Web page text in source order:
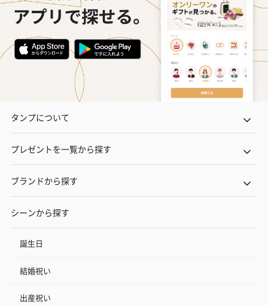
タンプについて
プレゼントを一覧から探す
ブランドから探す
シーンから探す
誕生日
結婚祝い
出産祝い